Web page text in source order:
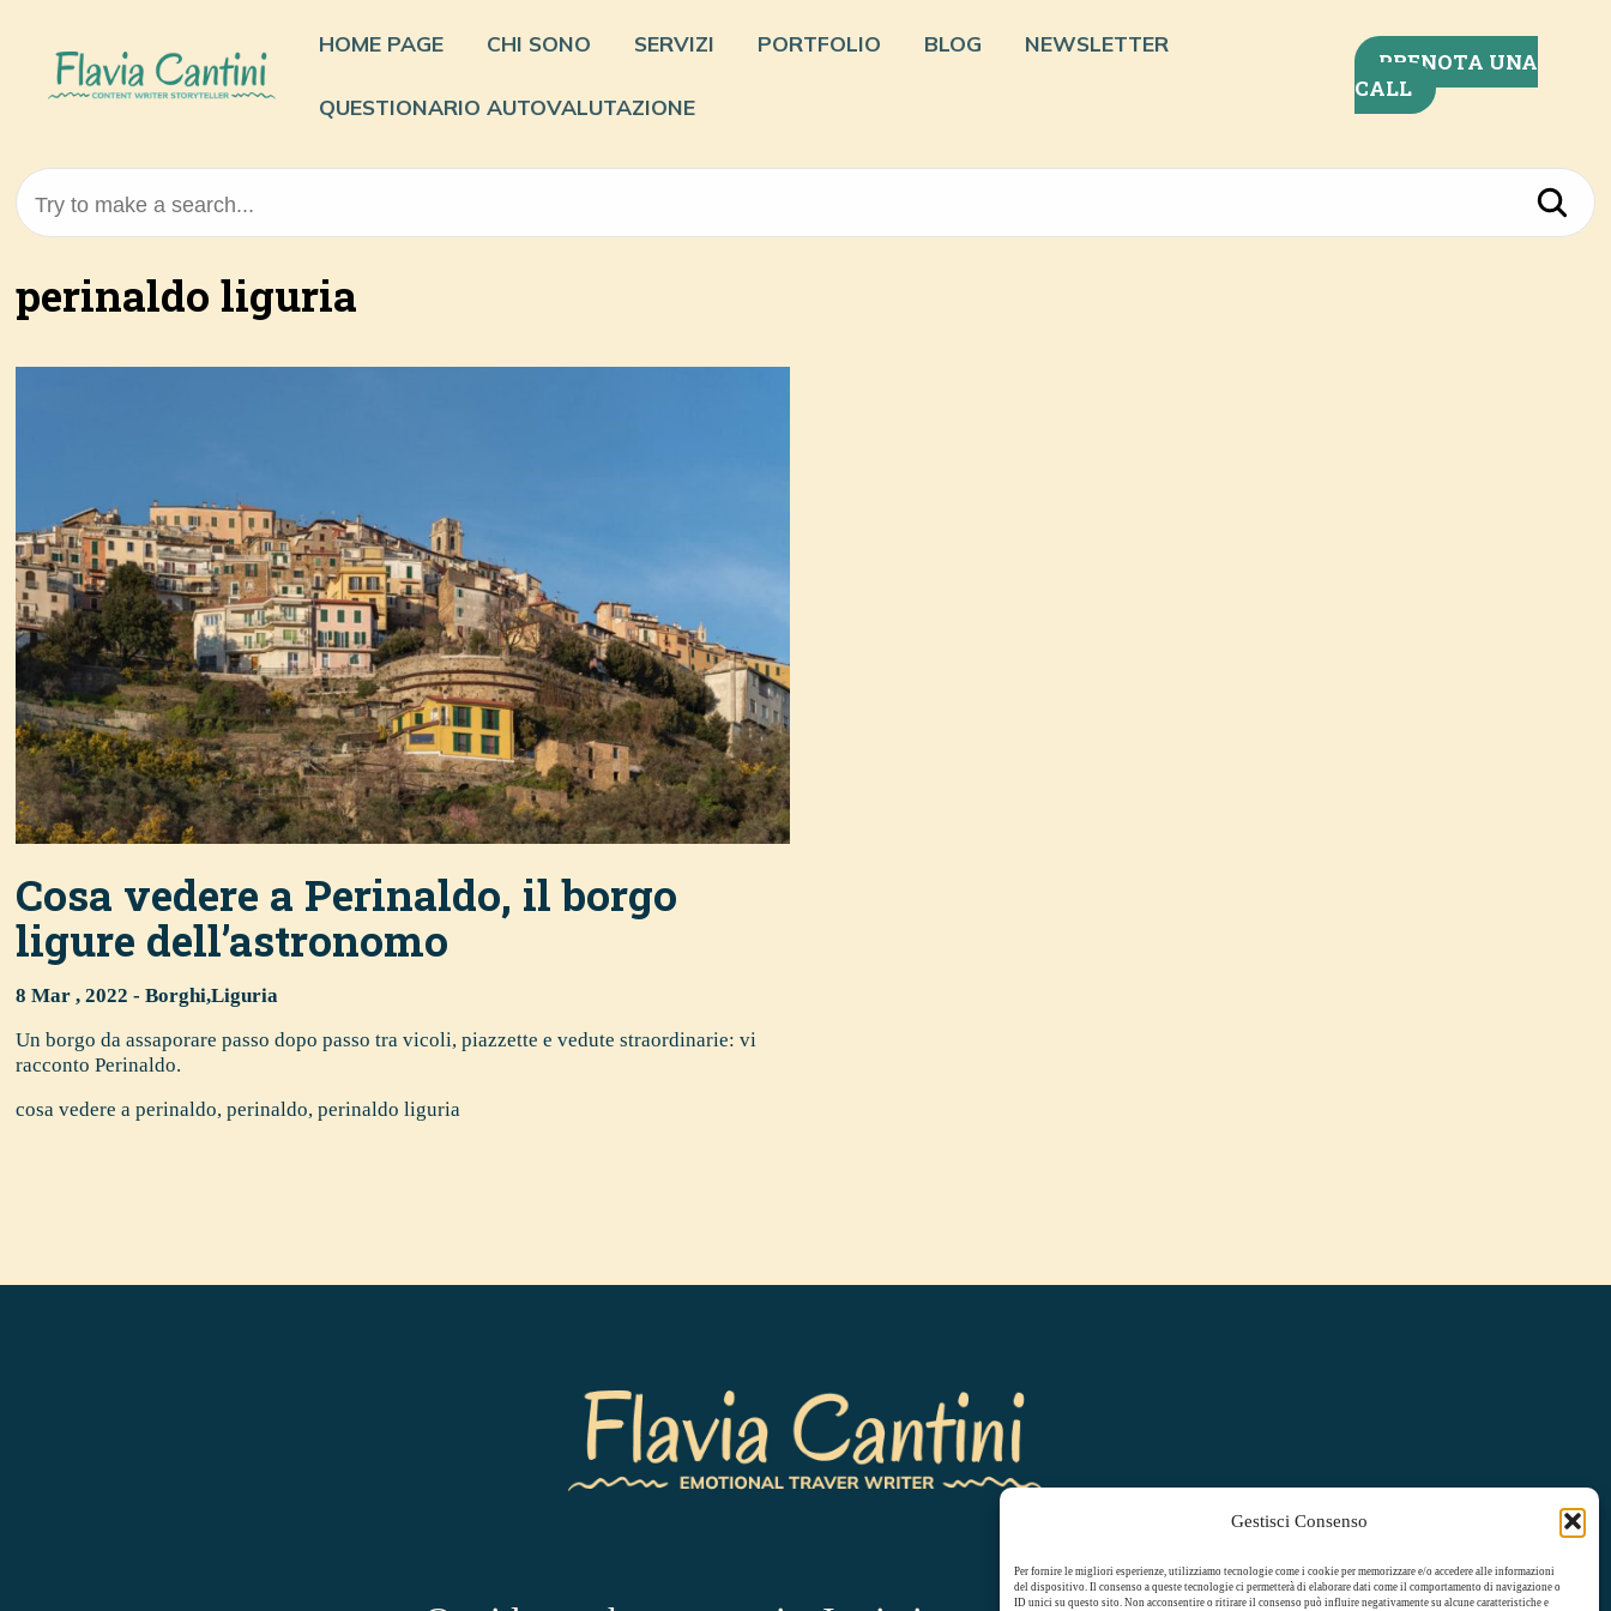
Gestisci Consenso
Per fornire le migliori esperienze, utilizziamo tecnologie come i cookie per memorizzare e/o accedere alle informazioni
del dispositivo. Il consenso a queste tecnologie ci permetterà di elaborare dati come il comportamento di navigazione o
ID unici su questo sito. Non acconsentire o ritirare il consenso può influire negativamente su alcune caratteristiche e
HOME PAGE CHI SONO SERVIZI PORTFOLIO BLOG NEWSLETTER
QUESTIONARIO AUTOVALUTAZIONE
PRENOTA UNA
CALL
Try to make a search...
perinaldo liguria
Cosa vedere a Perinaldo, il borgo
ligure dell’astronomo
8 Mar , 2022 -Borghi,Liguria
Un borgo da assaporare passo dopo passo tra vicoli, piazzette e vedute straordinarie: vi
racconto Perinaldo.
cosa vedere a perinaldo,perinaldo,perinaldo liguria